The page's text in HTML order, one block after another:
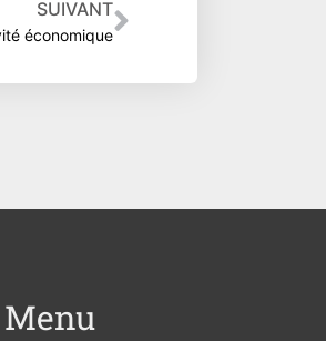
SUIVANT
économique
Suivant
Menu